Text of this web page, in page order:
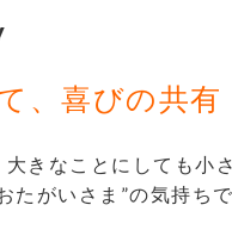
、喜びの共有
きなことにしても小
たがいさま”の気持ち